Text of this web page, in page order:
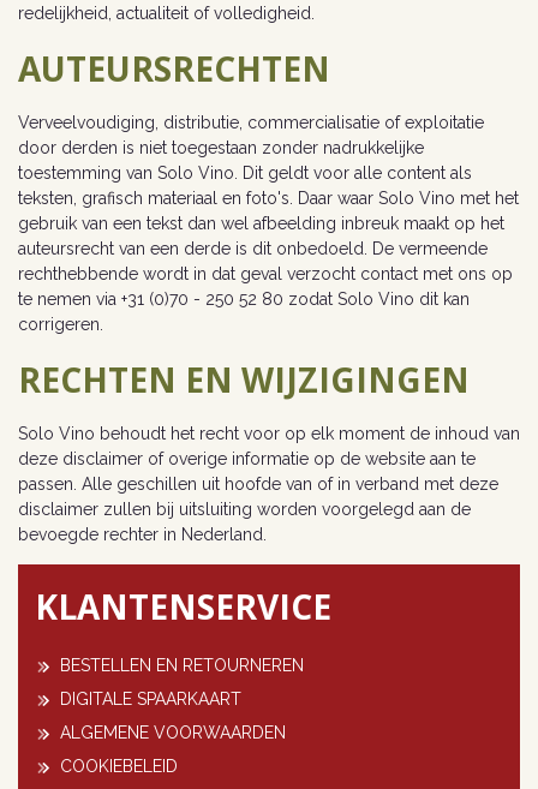
redelijkheid, actualiteit of volledigheid.
AUTEURSRECHTEN
Verveelvoudiging, distributie, commercialisatie of exploitatie
door derden is niet toegestaan zonder nadrukkelijke
toestemming van Solo Vino. Dit geldt voor alle content als
teksten, grafisch materiaal en foto's. Daar waar Solo Vino met het
gebruik van een tekst dan wel afbeelding inbreuk maakt op het
auteursrecht van een derde is dit onbedoeld. De vermeende
rechthebbende wordt in dat geval verzocht contact met ons op
te nemen via +31 (0)70 - 250 52 80 zodat Solo Vino dit kan
corrigeren.
RECHTEN EN WIJZIGINGEN
Solo Vino behoudt het recht voor op elk moment de inhoud van
deze disclaimer of overige informatie op de website aan te
passen. Alle geschillen uit hoofde van of in verband met deze
disclaimer zullen bij uitsluiting worden voorgelegd aan de
bevoegde rechter in Nederland.
KLANTENSERVICE
BESTELLEN EN RETOURNEREN
DIGITALE SPAARKAART
ALGEMENE VOORWAARDEN
COOKIEBELEID